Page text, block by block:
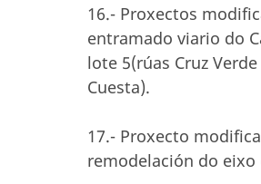
16.- Proxectos
entramado viario do
lote 5(rúas Cruz
Cuesta).
17.- Proxecto
remodelación do eixo